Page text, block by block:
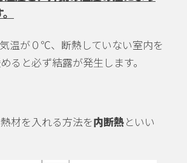
温が０℃、断熱していない室内を
ると必ず結露が発生します。
材を入れる方法を内断熱といい